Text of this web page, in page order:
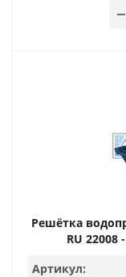
Решётка
RU 22008
Артикул: